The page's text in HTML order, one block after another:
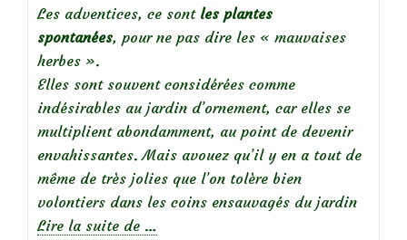
Les adventices, ce sont les plantes
spontanées, pour ne pas dire les « mauvaises
herbes ».
Elles sont souvent considérées comme
indésirables au jardin d’ornement, car elles se
multiplient abondamment, au point de devenir
envahissantes. Mais avouez qu’il y en a tout de
même de très jolies que l’on tolère bien
volontiers dans les coins ensauvagés du jardin
Lire la suite de à
…